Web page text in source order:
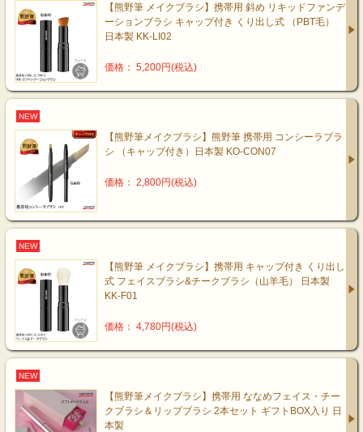
【熊野筆 メイクブラシ】携帯用 斜め リキッドファンデ
ーションブラシ キャップ付き くり出し式 （PBT毛）
日本製 KK-LI02
価格： 5,200円(税込)
NEW
【熊野筆メイクブラシ】熊野筆 携帯用 コンシーラブラ
シ （キャップ付き）日本製 KO-CON07
価格： 2,800円(税込)
NEW
【熊野筆 メイクブラシ】携帯用 キャップ付き くり出し
式 フェイスブラシ&チークブラシ（山羊毛） 日本製
KK-F01
価格： 4,780円(税込)
NEW
【熊野筆メイクブラシ】携帯用 ななめフェイス・チー
クブラシ＆リップブラシ 2本セット ギフトBOX入り 日
本製